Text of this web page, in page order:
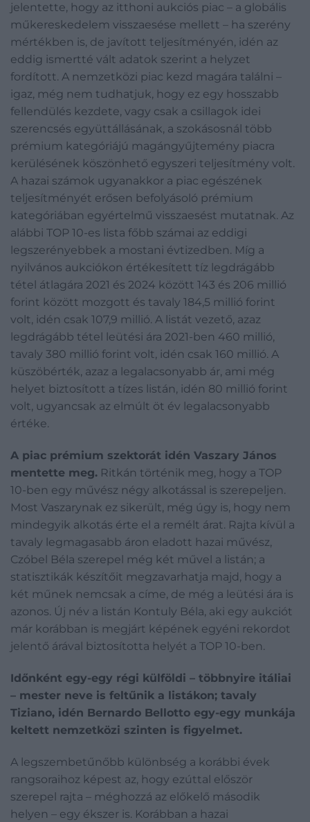
jelentette, hogy az itthoni aukciós piac – a globális
műkereskedelem visszaesése mellett – ha szerény
mértékben is, de javított teljesítményén, idén az
eddig ismertté vált adatok szerint a helyzet
fordított. A nemzetközi piac kezd magára találni –
igaz, még nem tudhatjuk, hogy ez egy hosszabb
fellendülés kezdete, vagy csak a csillagok idei
szerencsés együttállásának, a szokásosnál több
prémium kategóriájú magángyűjtemény piacra
kerülésének köszönhető egyszeri teljesítmény volt.
A hazai számok ugyanakkor a piac egészének
teljesítményét erősen befolyásoló prémium
kategóriában egyértelmű visszaesést mutatnak. Az
alábbi TOP 10-es lista főbb számai az eddigi
legszerényebbek a mostani évtizedben. Míg a
nyilvános aukciókon értékesített tíz legdrágább
tétel átlagára 2021 és 2024 között 143 és 206 millió
forint között mozgott és tavaly 184,5 millió forint
volt, idén csak 107,9 millió. A listát vezető, azaz
legdrágább tétel leütési ára 2021-ben 460 millió,
tavaly 380 millió forint volt, idén csak 160 millió. A
küszöbérték, azaz a legalacsonyabb ár, ami még
helyet biztosított a tízes listán, idén 80 millió forint
volt, ugyancsak az elmúlt öt év legalacsonyabb
értéke.
A piac prémium szektorát idén Vaszary János
mentette meg. Ritkán történik meg, hogy a TOP
10-ben egy művész négy alkotással is szerepeljen.
Most Vaszarynak ez sikerült, még úgy is, hogy nem
mindegyik alkotás érte el a remélt árat. Rajta kívül a
tavaly legmagasabb áron eladott hazai művész,
Czóbel Béla szerepel még két művel a listán; a
statisztikák készítőit megzavarhatja majd, hogy a
két műnek nemcsak a címe, de még a leütési ára is
azonos. Új név a listán Kontuly Béla, aki egy aukciót
már korábban is megjárt képének egyéni rekordot
jelentő árával biztosította helyét a TOP 10-ben.
Időnként egy-egy régi külföldi – többnyire itáliai
– mester neve is feltűnik a listákon; tavaly
Tiziano, idén Bernardo Bellotto egy-egy munkája
keltett nemzetközi szinten is figyelmet.
A legszembetűnőbb különbség a korábbi évek
rangsoraihoz képest az, hogy ezúttal először
szerepel rajta – méghozzá az előkelő második
helyen – egy ékszer is. Korábban a hazai